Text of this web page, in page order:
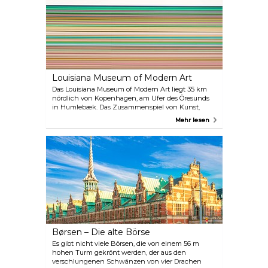
über die Website gebucht werden.
Louisiana Museum of Modern Art
Das Louisiana Museum of Modern Art liegt 35 km
nördlich von Kopenhagen, am Ufer des Öresunds
in Humlebæk. Das Zusammenspiel von Kunst,
Natur und Architektur von Weltrang ist einzigartig,
schönste Museum der Welt“ bezeichnet. Die
Sammlung umfasst bedeutende Kapitel der Kunst
des 20. Jahrhunderts, und das Museum ist ein
dynamischer Rahmen für große Ausstellungen,
Konzerte, Literatur und mehr.
Mehr lesen
Børsen – Die alte Börse
Es gibt nicht viele Börsen, die von einem 56 m
hohen Turm gekrönt werden, der aus den
verschlungenen Schwänzen von vier Drachen